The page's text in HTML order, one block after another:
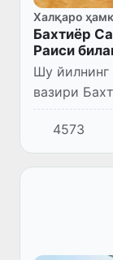
Халқаро
Бахтиёр
Раиси
Шу
вазири
Олийлари
4573